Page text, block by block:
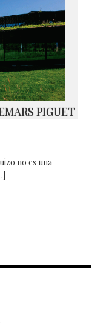
PIGUET
no es una